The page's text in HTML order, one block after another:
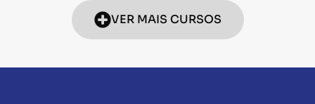
VER MAIS CURSOS